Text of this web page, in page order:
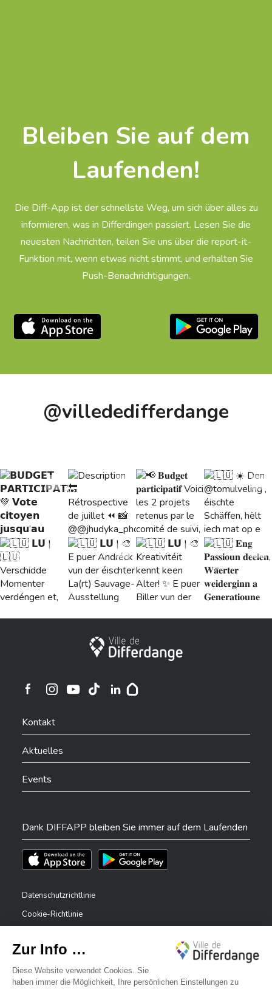
Bleiben Sie auf dem
Laufenden!
Die Diff-App ist der schnellste Weg, um sich über alles zu
informieren, was in Differdingen passiert. Lesen Sie die
neuesten Nachrichten, teilen Sie uns über die report-it-
Funktion mit, wenn etwas nicht stimmt, und erhalten Sie
Push-Benachrichtigungen.
Téléchargez l'app sur l'App Store Téléchargez
@villededifferdange
7 4 9
36
1
47
24 12 27
Stadt Differdingen
Ville de Differdange sur Instagram
Kontakt
Aktuelles
Events
Dank DIFFAPP bleiben Sie immer auf dem Laufenden
Téléchargez l'app sur l'App StoreTéléchargez l'app sur Play Store
Datenschutzrichtlinie
Cookie-Richtlinie
Erklärung zur Barrierefreiheit
Meldesystem – Whistleblower
✕
Bonjour, comment puis-je vous aider ?